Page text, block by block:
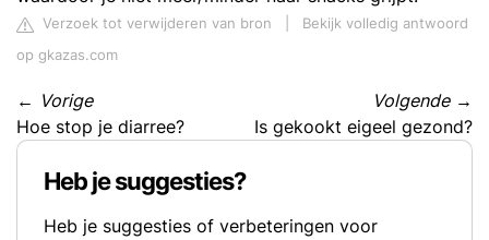
Verzoek tot verwijderen van bron
Bekijk volledig antwoord
op gkazas.com
← Vorige
Hoe stop je diarree?
Volgende→
Is gekookt eigeel gezond?
Heb je suggesties?
Heb je suggesties of verbeteringen voor